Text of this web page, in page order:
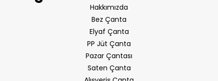
Hakkımızda
Bez Çanta
Elyaf Çanta
PP Jüt Çanta
Pazar Çantası
Saten Çanta